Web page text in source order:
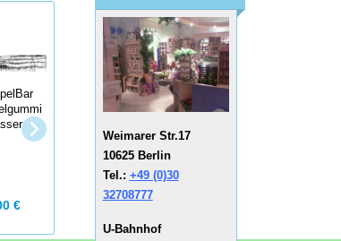
€
Stempelgummi
Kugelfisch
6,00 €
Weimarer Str.17
10625 Berlin
Tel.: +49 (0)30
32708777
U-Bahnhof